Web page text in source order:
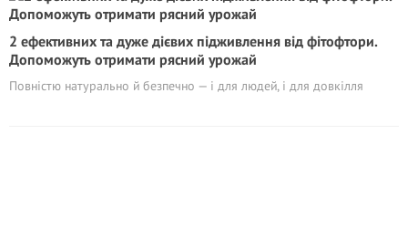
2 ефективних та дуже дієвих підживлення від фітофтори.
Допоможуть отримати рясний урожай
Повністю натурально й безпечно — і для людей, і для довкілля